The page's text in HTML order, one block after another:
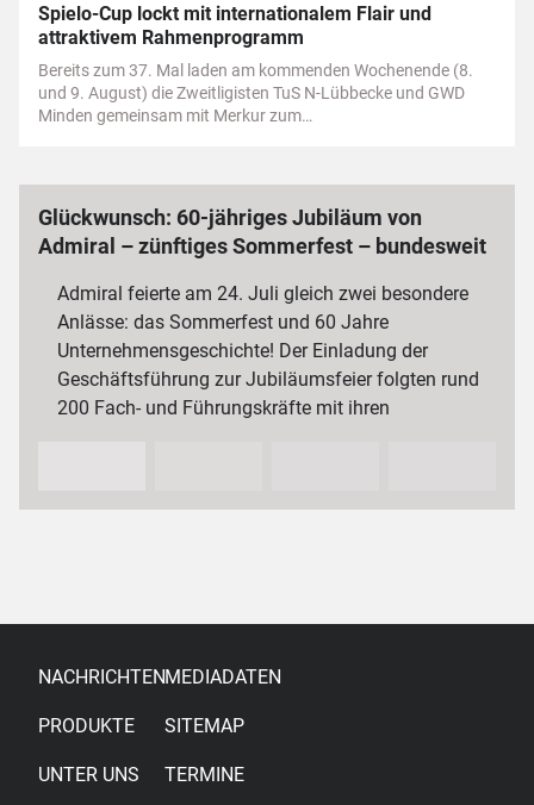
Spielo-Cup lockt mit internationalem Flair und
attraktivem Rahmenprogramm
Bereits zum 37. Mal laden am kommenden Wochenende (8.
und 9. August) die Zweitligisten TuS N-Lübbecke und GWD
Minden gemeinsam mit Merkur zum…
Glückwunsch: 60-jähriges Jubiläum von
Admiral – zünftiges Sommerfest – bundesweit
Admiral feierte am 24. Juli gleich zwei besondere
Anlässe: das Sommerfest und 60 Jahre
Unternehmensgeschichte! Der Einladung der
Geschäftsführung zur Jubiläumsfeier folgten rund
200 Fach- und Führungskräfte mit ihren
NACHRICHTEN
PRODUKTE
UNTER UNS
MEDIADATEN
SITEMAP
TERMINE